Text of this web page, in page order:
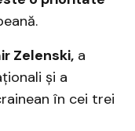
Zelenski, a
și a
în cei trei